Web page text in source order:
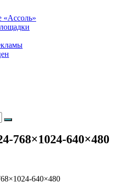
«Ассоль»
Поиск
768×1024-640×480
640×480